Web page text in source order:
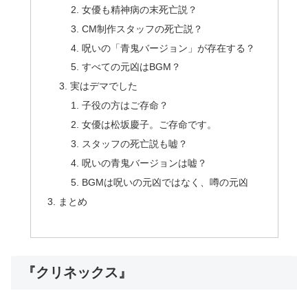
女優も精神病の末死亡説？
CM制作スタッフの死亡説？
呪いの「青鬼バージョン」が存在する？
すべての元凶はBGM？
実はデマでした
子役の方はご存命？
女優は松坂慶子。ご存命です。
スタッフの死亡説も嘘？
呪いの青鬼バージョンは嘘？
BGMは呪いの元凶ではなく、噂の元凶
まとめ
『クリネックス』